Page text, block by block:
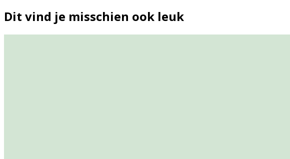
Dit vind je misschien ook leuk